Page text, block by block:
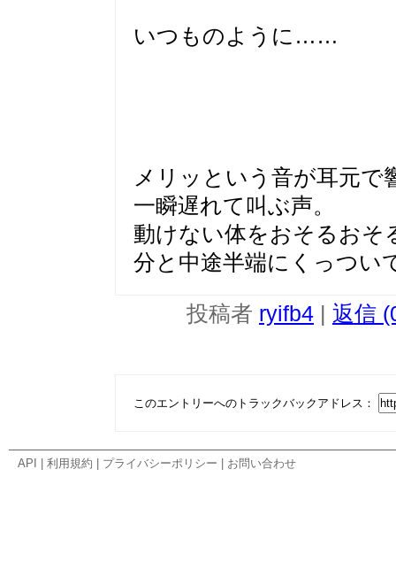
いつものように……
メリッという音が耳元で
一瞬遅れて叫ぶ声。
動けない体をおそるお
分と中途半端にくっつ
投稿者 ryifb4 返信
このエントリーへのトラックバックアドレス：
API 利用規約 プライバシーポリシー お問い合わせ